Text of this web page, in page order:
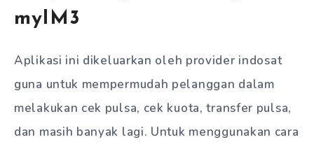
myIM3
Aplikasi ini dikeluarkan oleh provider indosat
guna untuk mempermudah pelanggan dalam
melakukan cek pulsa, cek kuota, transfer pulsa,
dan masih banyak lagi. Untuk menggunakan cara